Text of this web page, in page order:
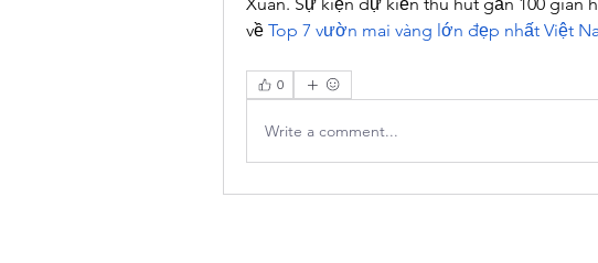
về Top 7 vườn mai vàng lớn đẹp nhất Việt
0
Write a comment...